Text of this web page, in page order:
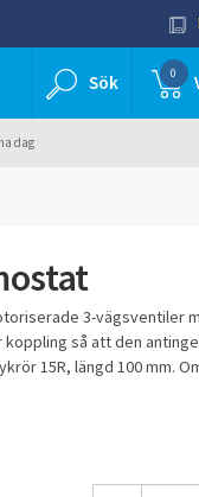
Sök 0
dag
3-vägsventiler
koppling så att den
15R, längd 100 mm.